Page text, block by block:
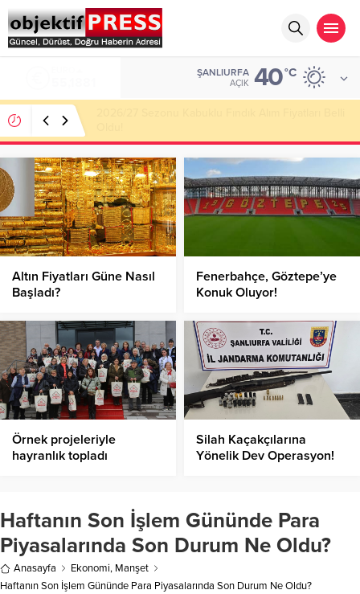
ŞANLIURFA
AÇIK 40°C
Altın Fiyatları Güne Nasıl
Başladı?
Fenerbahçe, Göztepe’ye
Konuk Oluyor!
Örnek projeleriyle
hayranlık topladı
Silah Kaçakçılarına
Yönelik Dev Operasyon!
Haftanın Son İşlem Gününde Para
Piyasalarında Son Durum Ne Oldu?
Anasayfa Ekonomi, Manşet
Haftanın Son İşlem Gününde Para Piyasalarında Son Durum Ne Oldu?